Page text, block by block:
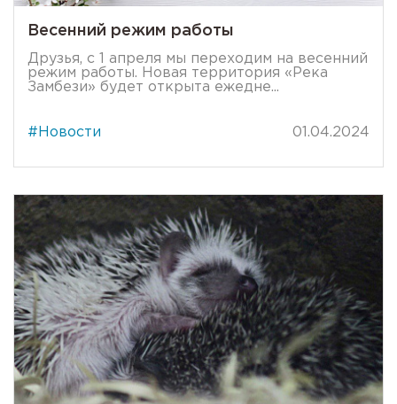
Весенний режим работы
Друзья, с 1 апреля мы переходим на весенний
режим работы. Новая территория «Река
Замбези» будет открыта ежедне...
#Новости 01.04.2024